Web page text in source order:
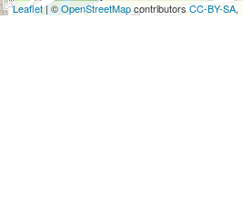
Leaflet| ©OpenStreetMapcontributorsCC-BY-SA,